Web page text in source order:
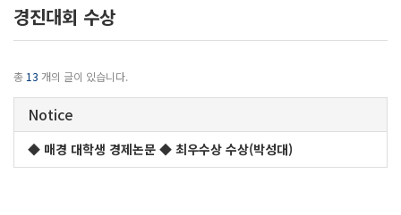
경진대회 수상
총 13 개의 글이 있습니다.
Notice
◆ 매경 대학생 경제논문 ◆ 최우수상 수상(박성대)